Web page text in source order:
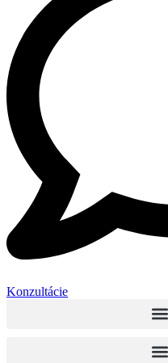
Konzultácie